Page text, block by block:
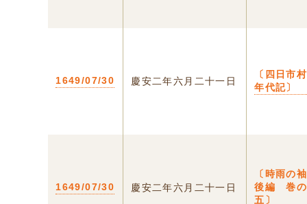
1649/07/30 慶安二年六月二十一日
〔四日市村
年代記〕
1649/07/30 慶安二年六月二十一日
〔時雨の袖
後編 巻の
五〕